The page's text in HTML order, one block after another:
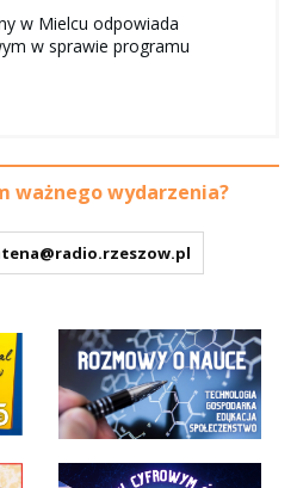
w Mielcu odpowiada
w sprawie programu
ważnego wydarzenia?